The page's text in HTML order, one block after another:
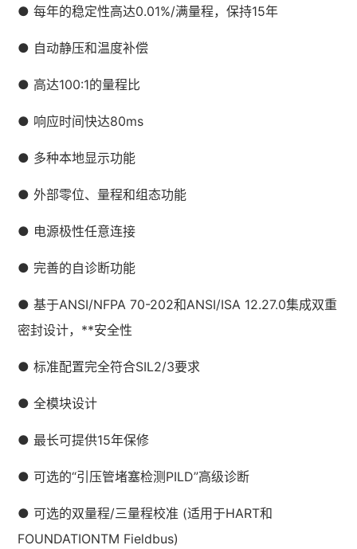
● 每年的稳定性高达0.01%/满量程，保持15年
● 自动静压和温度补偿
● 高达100:1的量程比
● 响应时间快达80ms
● 多种本地显示功能
● 外部零位、量程和组态功能
● 电源极性任意连接
● 完善的自诊断功能
● 基于ANSI/NFPA 70-202和ANSI/ISA 12.27.0集成双重
密封设计，**安全性
● 标准配置完全符合SIL2/3要求
● 全模块设计
● 最长可提供15年保修
● 可选的“引压管堵塞检测PILD”高级诊断
● 可选的双量程/三量程校准 (适用于HART和
FOUNDATIONTM Fieldbus)